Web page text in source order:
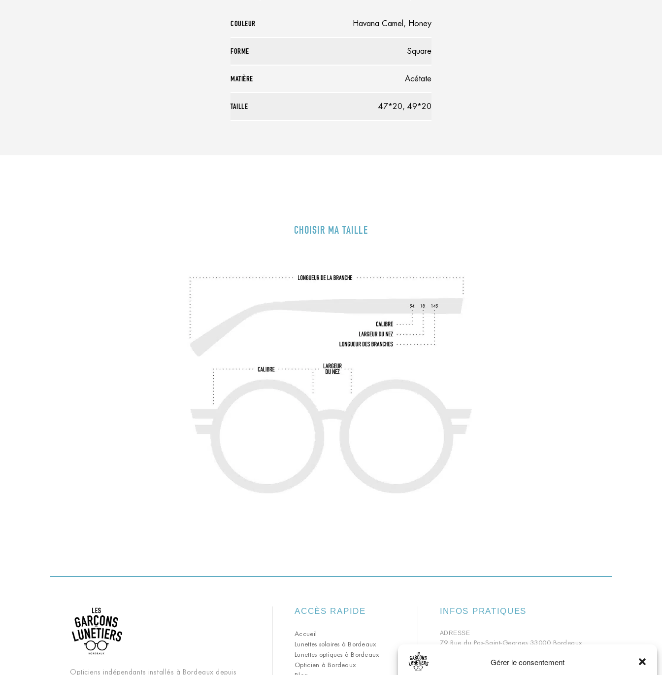
Gérer le consentement
COULEUR Havana Camel, Honey
FORME Square
MATIÈRE Acétate
TAILLE 47*20, 49*20
CHOISIR MA TAILLE
Opticiens indépendants installés à Bordeaux depuis
ACCÈS RAPIDE
Accueil
Lunettes solaires à Bordeaux
Lunettes optiques à Bordeaux
Opticien à Bordeaux
INFOS PRATIQUES
ADRESSE
79 Rue du Pas-Saint-Georges 33000 Bordeaux